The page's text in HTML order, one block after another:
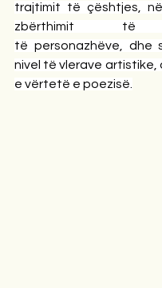
trajtimit të çështjes, në
zbërthimit të
të personazhëve, dhe
nivel të vlerave artistike,
e vërtetë e poezisë.